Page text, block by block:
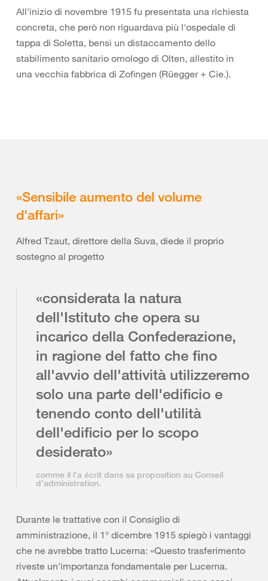
All'inizio di novembre 1915 fu presentata una richiesta
concreta, che però non riguardava più l'ospedale di
tappa di Soletta, bensì un distaccamento dello
stabilimento sanitario omologo di Olten, allestito in
una vecchia fabbrica di Zofingen (Rüegger + Cie.).
«Sensibile aumento del volume
d'affari»
Alfred Tzaut, direttore della Suva, diede il proprio
sostegno al progetto
«considerata la natura
dell'Istituto che opera su
incarico della Confederazione,
in ragione del fatto che fino
all'avvio dell'attività utilizzeremo
solo una parte dell'edificio e
tenendo conto dell'utilità
dell'edificio per lo scopo
desiderato»
comme il l’a écrit dans sa proposition au Conseil
d’administration.
Durante le trattative con il Consiglio di
amministrazione, il 1° dicembre 1915 spiegò i vantaggi
che ne avrebbe tratto Lucerna: «Questo trasferimento
riveste un'importanza fondamentale per Lucerna.